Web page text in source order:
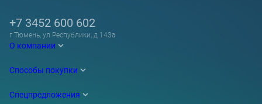
О компании
Способы покупки
Спецпредложения
+7 3452 600 602
г Тюмень, ул Республики, д 143а